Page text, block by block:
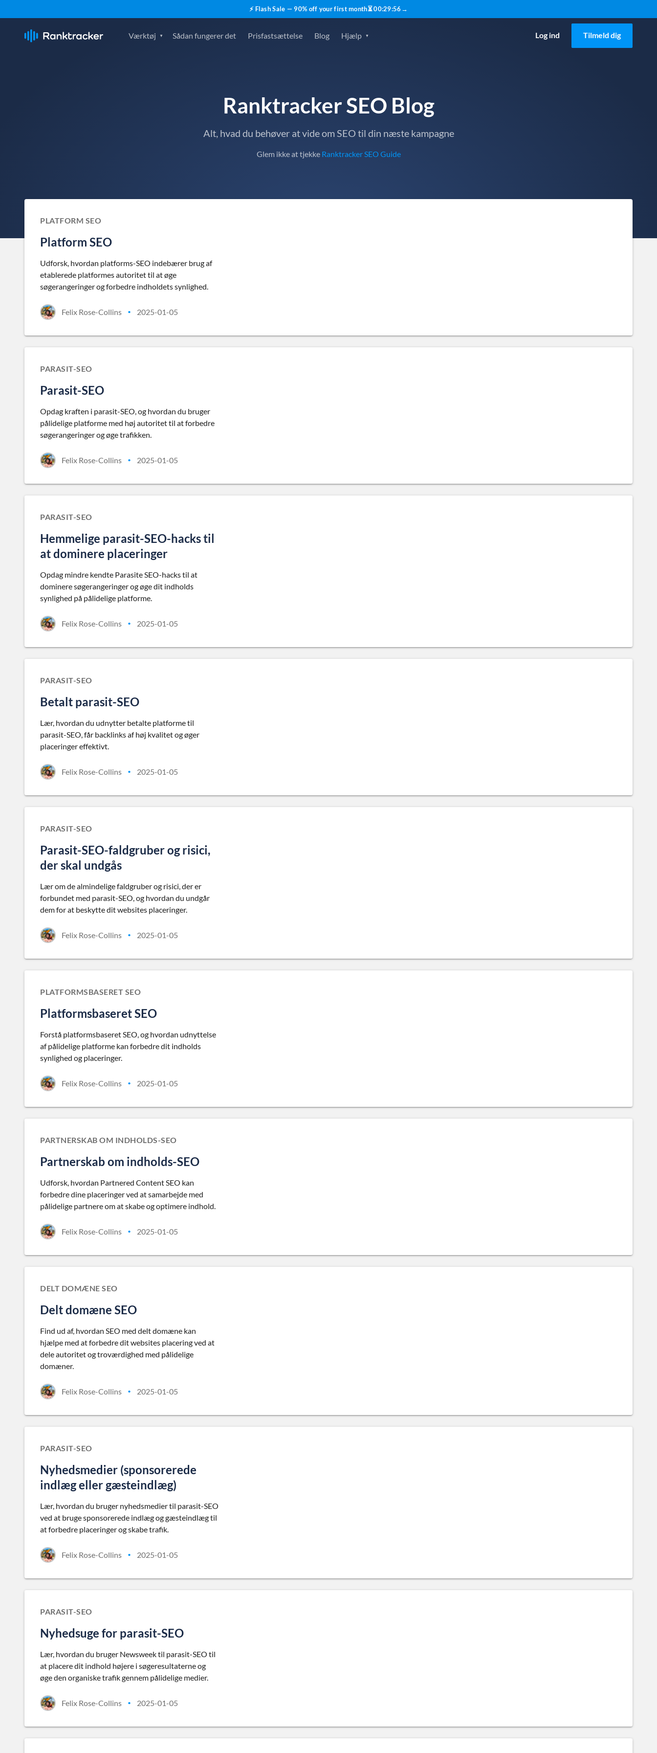
⚡ Flash Sale — 90% off your first month⏳00:29:55 →
Værktøj Sådan fungerer det Prisfastsættelse Blog Hjælp Log ind Tilmeld dig
Ranktracker SEO Blog
Alt, hvad du behøver at vide om SEO til din næste kampagne
Glem ikke at tjekke Ranktracker SEO Guide
PLATFORM SEO
Platform SEO
Udforsk, hvordan platforms-SEO indebærer brug af
etablerede platformes autoritet til at øge
søgerangeringer og forbedre indholdets synlighed.
Felix Rose-Collins • 2025-01-05
PARASIT-SEO
Parasit-SEO
Opdag kraften i parasit-SEO, og hvordan du bruger
pålidelige platforme med høj autoritet til at forbedre
søgerangeringer og øge trafikken.
Felix Rose-Collins • 2025-01-05
PARASIT-SEO
Hemmelige parasit-SEO-hacks til
at dominere placeringer
Opdag mindre kendte Parasite SEO-hacks til at
dominere søgerangeringer og øge dit indholds
synlighed på pålidelige platforme.
Felix Rose-Collins • 2025-01-05
PARASIT-SEO
Betalt parasit-SEO
Lær, hvordan du udnytter betalte platforme til
parasit-SEO, får backlinks af høj kvalitet og øger
placeringer effektivt.
Felix Rose-Collins • 2025-01-05
PARASIT-SEO
Parasit-SEO-faldgruber og risici,
der skal undgås
Lær om de almindelige faldgruber og risici, der er
forbundet med parasit-SEO, og hvordan du undgår
dem for at beskytte dit websites placeringer.
Felix Rose-Collins • 2025-01-05
PLATFORMSBASERET SEO
Platformsbaseret SEO
Forstå platformsbaseret SEO, og hvordan udnyttelse
af pålidelige platforme kan forbedre dit indholds
synlighed og placeringer.
Felix Rose-Collins • 2025-01-05
PARTNERSKAB OM INDHOLDS-SEO
Partnerskab om indholds-SEO
Udforsk, hvordan Partnered Content SEO kan
forbedre dine placeringer ved at samarbejde med
pålidelige partnere om at skabe og optimere indhold.
Felix Rose-Collins • 2025-01-05
DELT DOMÆNE SEO
Delt domæne SEO
Find ud af, hvordan SEO med delt domæne kan
hjælpe med at forbedre dit websites placering ved at
dele autoritet og troværdighed med pålidelige
domæner.
Felix Rose-Collins • 2025-01-05
PARASIT-SEO
Nyhedsmedier (sponsorerede
indlæg eller gæsteindlæg)
Lær, hvordan du bruger nyhedsmedier til parasit-SEO
ved at bruge sponsorerede indlæg og gæsteindlæg til
at forbedre placeringer og skabe trafik.
Felix Rose-Collins • 2025-01-05
PARASIT-SEO
Nyhedsuge for parasit-SEO
Lær, hvordan du bruger Newsweek til parasit-SEO til
at placere dit indhold højere i søgeresultaterne og
øge den organiske trafik gennem pålidelige medier.
Felix Rose-Collins • 2025-01-05